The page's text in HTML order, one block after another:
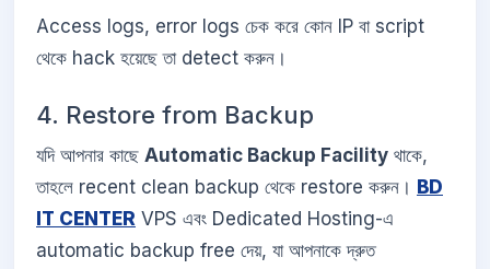
Access logs, error logs চেক করে কোন IP বা script
থেকে hack হয়েছে তা detect করুন।
4. Restore from Backup
যদি আপনার কাছে Automatic Backup Facility থাকে,
তাহলে recent clean backup থেকে restore করুন। BD
IT CENTER VPS এবং Dedicated Hosting-এ
automatic backup free দেয়, যা আপনাকে দ্রুত